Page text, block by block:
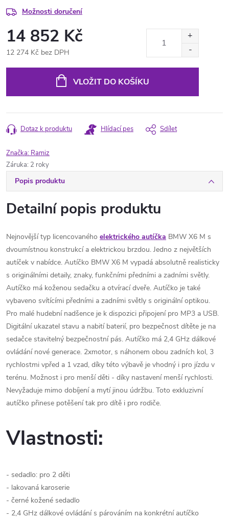
Možnosti doručení
14 852 Kč
12 274 Kč bez DPH
VLOŽIT DO KOŠÍKU
Dotaz k produktu Hlídací pes Sdílet
Značka: Ramiz
Záruka: 2 roky
Popis produktu
Detailní popis produktu
Nejnovější typ licencovaného elektrického autíčka BMW X6 M s
dvoumístnou konstrukcí a elektrickou brzdou. Jedno z největších
autíček v nabídce. Autíčko BMW X6 M vypadá absolutně realisticky
s originálními detaily, znaky, funkčními předními a zadními světly.
Autíčko má koženou sedačku a otvírací dveře. Autíčko je také
vybaveno svítícími předními a zadními světly s originální optikou.
Pro malé hudební nadšence je k dispozici připojení pro MP3 a USB.
Digitální ukazatel stavu a nabití baterií, pro bezpečnost dítěte je na
sedačce stavitelný bezpečnostní pás. Autíčko má 2,4 GHz dálkové
ovládání nové generace. 2xmotor, s náhonem obou zadních kol, 3
rychlostmi vpřed a 1 vzad, díky této výbavě je vhodný i pro jízdu v
terénu. Možnost i pro menší děti - díky nastavení menší rychlosti.
Nevyžaduje mimo dobíjení a mytí jinou údržbu. Toto exkluzivní
autíčko přinese potěšení tak pro dítě i pro rodiče.
Vlastnosti:
- sedadlo: pro 2 děti
- lakovaná karoserie
- černé kožené sedadlo
- 2,4 GHz dálkové ovládání s párováním na konkrétní autíčko